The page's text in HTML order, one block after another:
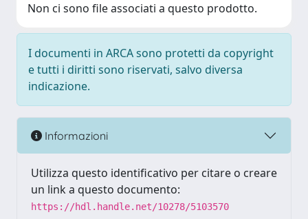
Non ci sono file associati a questo prodotto.
I documenti in ARCA sono protetti da copyright
e tutti i diritti sono riservati, salvo diversa
indicazione.
Informazioni
Utilizza questo identificativo per citare o creare
un link a questo documento:
https://hdl.handle.net/10278/5103570